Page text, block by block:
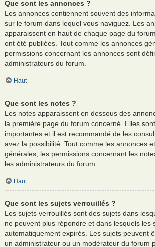
Que sont les annonces ?
Les annonces contiennent souvent des
sur le forum dans lequel vous naviguez. Les
apparaissent en haut de chaque page du
ont été publiées. Tout comme les annonces
permissions concernant les annonces sont
administrateurs du forum.
Haut
Que sont les notes ?
Les notes apparaissent en dessous des
la première page du forum concerné. Elles
importantes et il est recommandé de les
avez la possibilité. Tout comme les annonces
générales, les permissions concernant les
les administrateurs du forum.
Haut
Que sont les sujets verrouillés ?
Les sujets verrouillés sont des sujets dans
ne peuvent plus répondre et dans lesquels les
automatiquement expirés. Les sujets peuvent
un administrateur ou un modérateur du forum